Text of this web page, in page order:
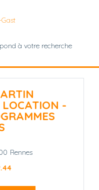
à votre recherche
-
Rennes